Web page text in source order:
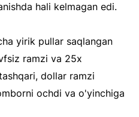
hali kelmagan edi.
yirik pullar saqlangan
ramzi va 25x
dollar ramzi
ochdi va o'yinchiga